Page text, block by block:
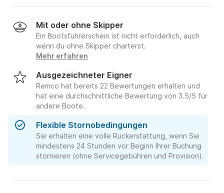
Mit oder ohne Skipper
Ein Bootsführerschein ist nicht erforderlich, auch
wenn du ohne Skipper charterst.
Mehr erfahren
Ausgezeichneter Eigner
Remco hat bereits 22 Bewertungen erhalten und
hat eine durchschnittliche Bewertung von 3.5/5 für
andere Boote.
Flexible Stornobedingungen
Sie erhalten eine volle Rückerstattung, wenn Sie
mindestens 24 Stunden vor Beginn Ihrer Buchung
stornieren (ohne Servicegebühren und Provision).